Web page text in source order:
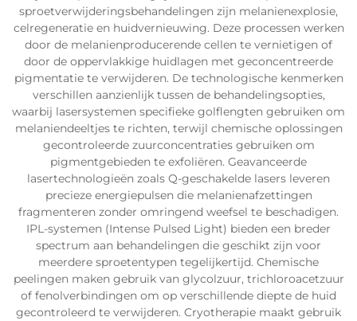
sproetverwijderingsbehandelingen zijn melanienexplosie,
celregeneratie en huidvernieuwing. Deze processen werken
door de melanienproducerende cellen te vernietigen of
door de oppervlakkige huidlagen met geconcentreerde
pigmentatie te verwijderen. De technologische kenmerken
verschillen aanzienlijk tussen de behandelingsopties,
waarbij lasersystemen specifieke golflengten gebruiken om
melaniendeeltjes te richten, terwijl chemische oplossingen
gecontroleerde zuurconcentraties gebruiken om
pigmentgebieden te exfoliëren. Geavanceerde
lasertechnologieën zoals Q-geschakelde lasers leveren
precieze energiepulsen die melanienafzettingen
fragmenteren zonder omringend weefsel te beschadigen.
IPL-systemen (Intense Pulsed Light) bieden een breder
spectrum aan behandelingen die geschikt zijn voor
meerdere sproetentypen tegelijkertijd. Chemische
peelingen maken gebruik van glycolzuur, trichloroacetzuur
of fenolverbindingen om op verschillende diepte de huid
gecontroleerd te verwijderen. Cryotherapie maakt gebruik